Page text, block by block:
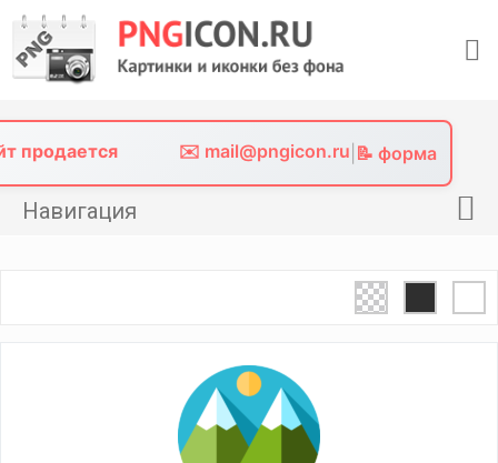
content
продается ✉️ mail@pngicon.ru 📝 форма
Навигация